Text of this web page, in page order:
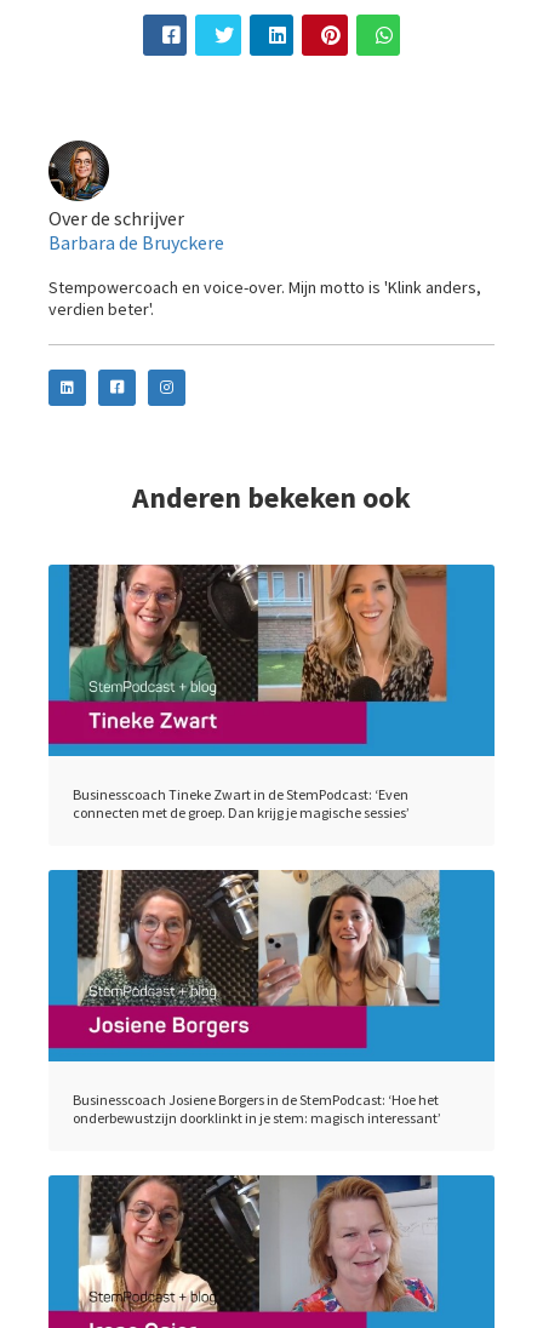
Over de schrijver
Barbara de Bruyckere
Stempowercoach en voice-over. Mijn motto is 'Klink anders,
verdien beter'.
Anderen bekeken ook
Businesscoach Tineke Zwart in de StemPodcast: ‘Even
connecten met de groep. Dan krijg je magische sessies’
Businesscoach Josiene Borgers in de StemPodcast: ‘Hoe het
onderbewustzijn doorklinkt in je stem: magisch interessant’